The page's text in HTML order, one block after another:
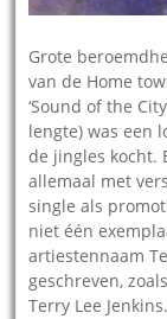
Grote
van de Home
‘Sound of the
lengte) was een
de jingles kocht.
allemaal met
single als
niet één
artiestennaam
geschreven,
Terry Lee Jenkins.